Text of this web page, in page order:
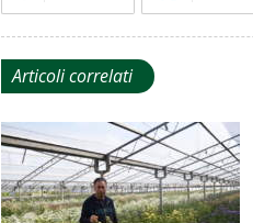
Articoli correlati